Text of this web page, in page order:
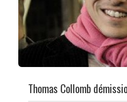
Thomas Collomb